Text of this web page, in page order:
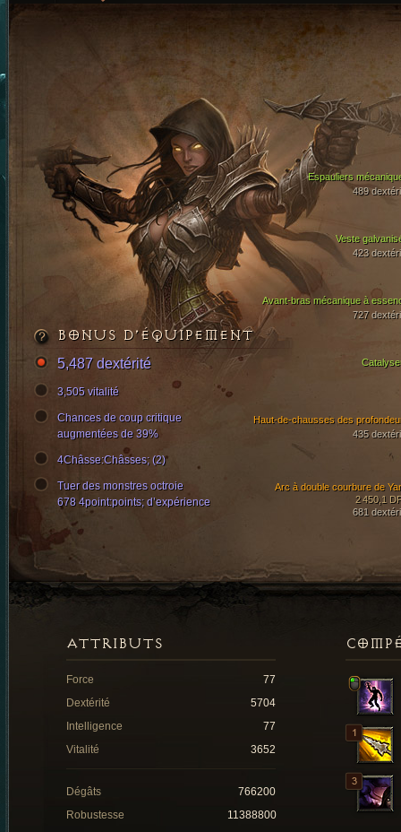
Veste
423
Avant-bras mécanique à
727
Espauliers
489
Haut-de-chausses des
435
Arc à double courbure de
2 450,1
681
BONUS D’ÉQUIPEMENT
5,487 dextérité
3,505 vitalité
Chances de coup critique
augmentées de 39%
4Châsse:Châsses; (2)
Tuer des monstres octroie
678 4point:points; d’expérience
ATTRIBUTS
Force
77
Dextérité
5704
Intelligence
77
Vitalité
3652
Dégâts
766200
Robustesse
11388800